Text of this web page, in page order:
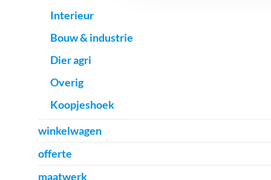
Interieur
Bouw & industrie
Dier agri
Overig
Koopjeshoek
winkelwagen
offerte
maatwerk